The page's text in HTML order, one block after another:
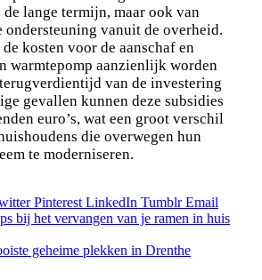
lange termijn, maar ook van
vanuit de overheid.
kosten voor de aanschaf en
warmtepomp aanzienlijk worden
van de investering
gevallen kunnen deze subsidies
euro’s, wat een groot verschil
die overwegen hun
te moderniseren.
Pinterest LinkedIn Tumblr Email
bij het vervangen van je ramen in huis
geheime plekken in Drenthe